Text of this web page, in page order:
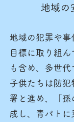
地域の
地域の犯罪や事
目標に取り組
も含め、多世代
子供たちは防犯
署と進め、「孫
成し、青パト